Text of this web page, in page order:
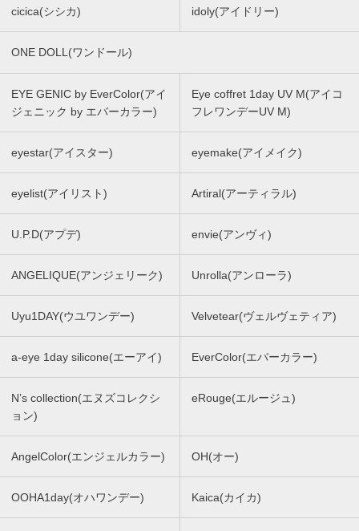
cicica(シシカ) idoly(アイドリー)
ONE DOLL(ワンドール)
EYE GENIC by EverColor(アイ
ジェニック by エバーカラー)
Eye coffret 1day UV M(アイコ
フレワンデーUV M)
eyestar(アイスター) eyemake(アイメイク)
eyelist(アイリスト) Artiral(アーティラル)
U.P.D(アプデ) envie(アンヴィ)
ANGELIQUE(アンジェリーク) Unrolla(アンローラ)
Uyu1DAY(ウユワンデー) Velvetear(ヴェルヴェティア)
a-eye 1day silicone(エーアイ) EverColor(エバーカラー)
N’s collection(エヌズコレクシ
ョン)
eRouge(エルージュ)
AngelColor(エンジェルカラー) OH(オー)
OOHA1day(オハワンデー) Kaica(カイカ)